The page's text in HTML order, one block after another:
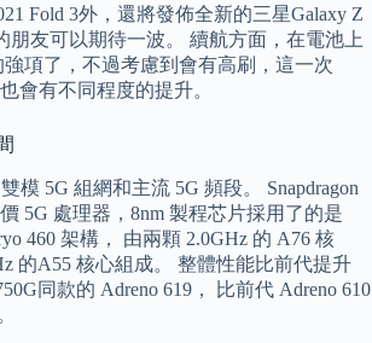
Fold 3外，還將發佈全新的三星Galaxy Z
朋友可以期待一波。 續航方面，在電池上
項了，不過考慮到會有高刷，這一次
會有不同程度的提升。
模 5G 組網和主流 5G 頻段。 Snapdragon
5G 處理器，8nm 製程芯片採用了的是
460 架構， 由兩顆 2.0GHz 的 A76 核
的A55 核心組成。 整體性能比前代提升
同款的 Adreno 619， 比前代 Adreno 610